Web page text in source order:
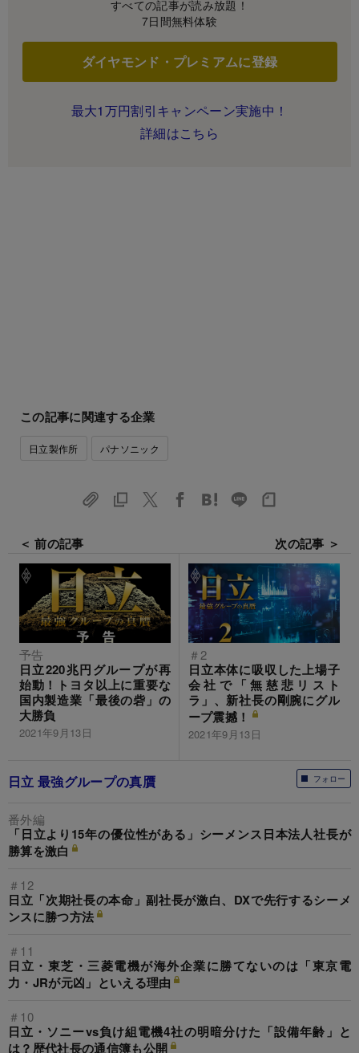
すべての記事が読み放題！
7日間無料体験
ダイヤモンド・プレミアムに登録
最大1万円割引キャンペーン実施中！
詳細はこちら
この記事に関連する企業
日立製作所 パナソニック
＜ 前の記事
予告
日立220兆円グループが再
始動！トヨタ以上に重要な
国内製造業「最後の砦」の
大勝負
2021年9月13日
次の記事 ＞
＃2
日立本体に吸収した上場子
会社で「無慈悲リスト
ラ」、新社長の剛腕にグル
ープ震撼！
2021年9月13日
フォロー
日立 最強グループの真贋
番外編
「日立より15年の優位性がある」シーメンス日本法人社長が
勝算を激白
＃12
日立「次期社長の本命」副社長が激白、DXで先行するシーメ
ンスに勝つ方法
＃11
日立・東芝・三菱電機が海外企業に勝てないのは「東京電
力・JRが元凶」といえる理由
＃10
日立・ソニーvs負け組電機4社の明暗分けた「設備年齢」と
は？歴代社長の通信簿も公開